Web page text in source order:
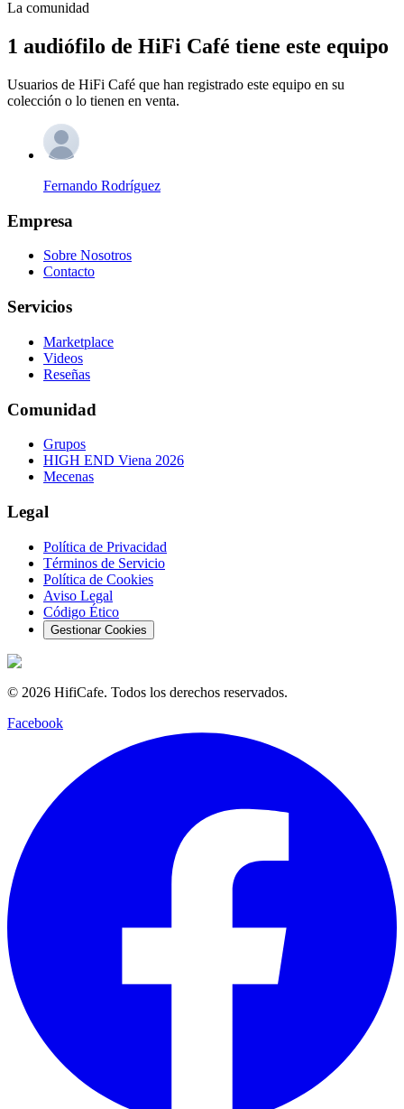
La comunidad
1 audiófilo de HiFi Café tiene este equipo
Usuarios de HiFi Café que han registrado este equipo en su
colección o lo tienen en venta.
Fernando Rodríguez
Empresa
Sobre Nosotros
Contacto
Servicios
Marketplace
Videos
Reseñas
Comunidad
Grupos
HIGH END Viena 2026
Mecenas
Legal
Política de Privacidad
Términos de Servicio
Política de Cookies
Aviso Legal
Código Ético
Gestionar Cookies
© 2026 HifiCafe. Todos los derechos reservados.
Facebook